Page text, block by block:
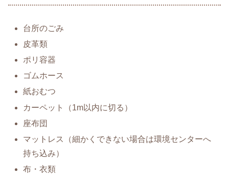
台所のごみ
皮革類
ポリ容器
ゴムホース
紙おむつ
カーペット（1m以内に切る）
座布団
マットレス（細かくできない場合は環境センターへ
持ち込み）
布・衣類